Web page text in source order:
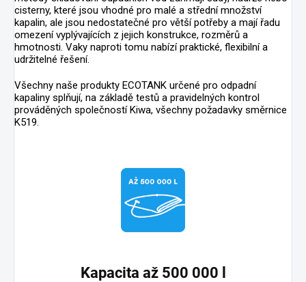
cisterny, které jsou vhodné pro malé a střední množství
kapalin, ale jsou nedostatečné pro větší potřeby a mají řadu
omezení vyplývajících z jejich konstrukce, rozměrů a
hmotnosti. Vaky naproti tomu nabízí praktické, flexibilní a
udržitelné řešení.
Všechny naše produkty ECOTANK určené pro odpadní
kapaliny splňují, na základě testů a pravidelných kontrol
prováděných společností Kiwa, všechny požadavky směrnice
K519.
Kapacita až 500 000 l